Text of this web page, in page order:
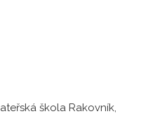
škola Rakovník,